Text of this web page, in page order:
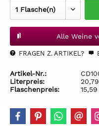
Alle Weine
FRAGEN Z. ARTIKEL?
Artikel-Nr.:
Literpreis:
Flaschenpreis: